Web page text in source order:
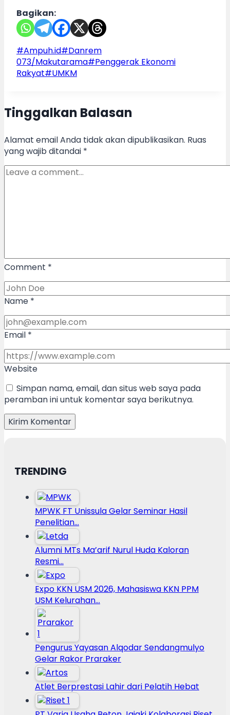
Bagikan:
Post
Tags:
#Ampuh.id#Danrem
073/Makutarama#Penggerak Ekonomi
Rakyat#UMKM
Tinggalkan Balasan
Alamat email Anda tidak akan dipublikasikan. Ruas
yang wajib ditandai *
Comment *
Name *
Email *
Website
Simpan nama, email, dan situs web saya pada
peramban ini untuk komentar saya berikutnya.
TRENDING
MPWK FT Unissula Gelar Seminar Hasil
Penelitian…
Alumni MTs Ma’arif Nurul Huda Kaloran
Resmi…
Expo KKN USM 2026, Mahasiswa KKN PPM
USM Kelurahan…
Pengurus Yayasan Alqodar Sendangmulyo
Gelar Rakor Praraker
Atlet Berprestasi Lahir dari Pelatih Hebat